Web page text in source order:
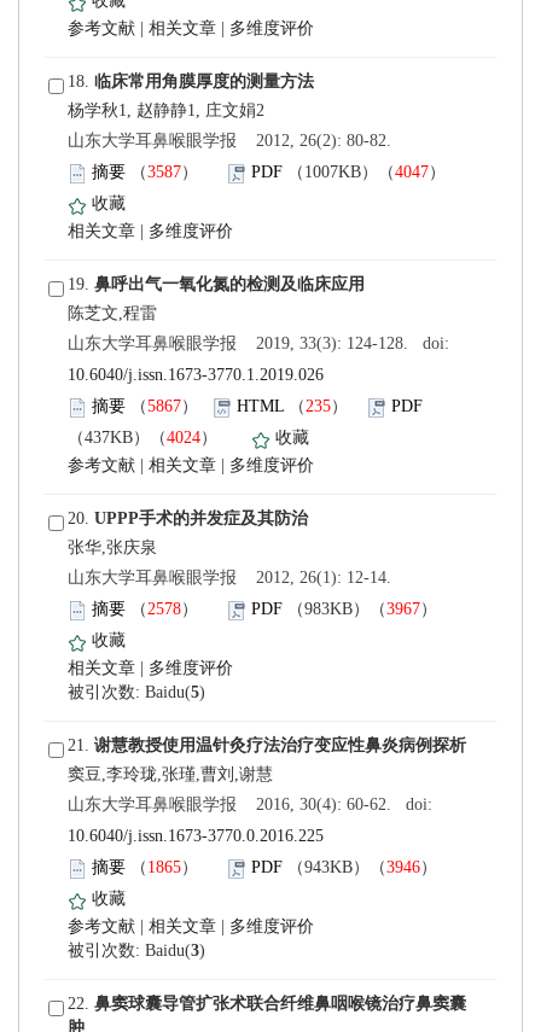
18.
山东大学耳鼻喉眼学报 2012, 26(2): 80-82.
）
）
19.
山东大学耳鼻喉眼学报 2019, 33(3): 124-128. doi:
10.6040/j.issn.1673-3770.1.2019.026
）
）
）
20.
山东大学耳鼻喉眼学报 2012, 26(1): 12-14.
）
）
)
21.
山东大学耳鼻喉眼学报 2016, 30(4): 60-62. doi:
10.6040/j.issn.1673-3770.0.2016.225
）
）
)
22.